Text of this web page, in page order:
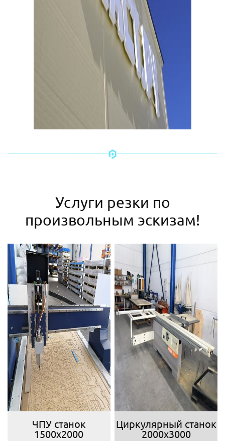
Услуги резки по
произвольным эскизам!
ЧПУ станок
1500х2000
Циркулярный станок
2000х3000